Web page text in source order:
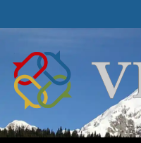
to
VERIGE
ODABRANO